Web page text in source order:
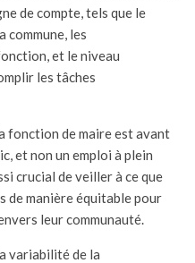
de compte, tels que le
commune, les
et le niveau
les tâches
fonction de maire est avant
et non un emploi à plein
crucial de veiller à ce que
de manière équitable pour
leur communauté.
variabilité de la